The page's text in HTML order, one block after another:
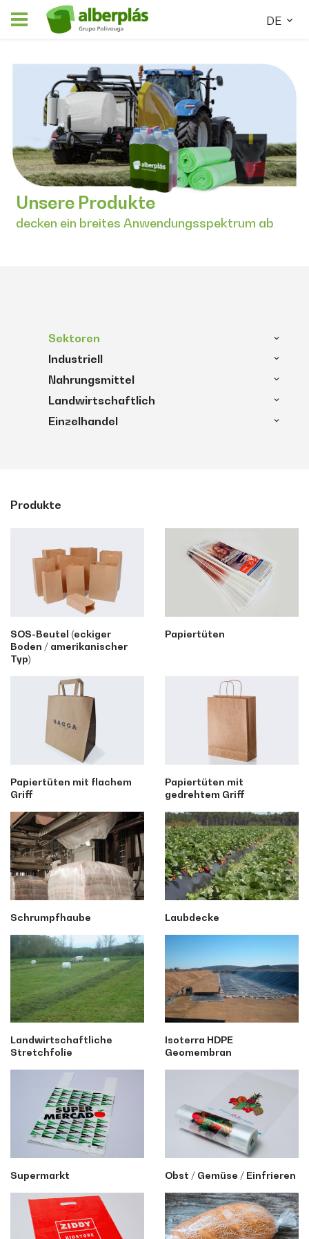
DE
Unsere Produkte
decken ein breites Anwendungsspektrum ab
Sektoren
Industriell
Nahrungsmittel
Landwirtschaftlich
Einzelhandel
Produkte
SOS-Beutel (eckiger
Boden / amerikanischer
Typ)
Papiertüten
Papiertüten mit flachem
Griff
Papiertüten mit
gedrehtem Griff
Schrumpfhaube Laubdecke
Landwirtschaftliche
Stretchfolie
Isoterra HDPE
Geomembran
Supermarkt Obst / Gemüse / Einfrieren